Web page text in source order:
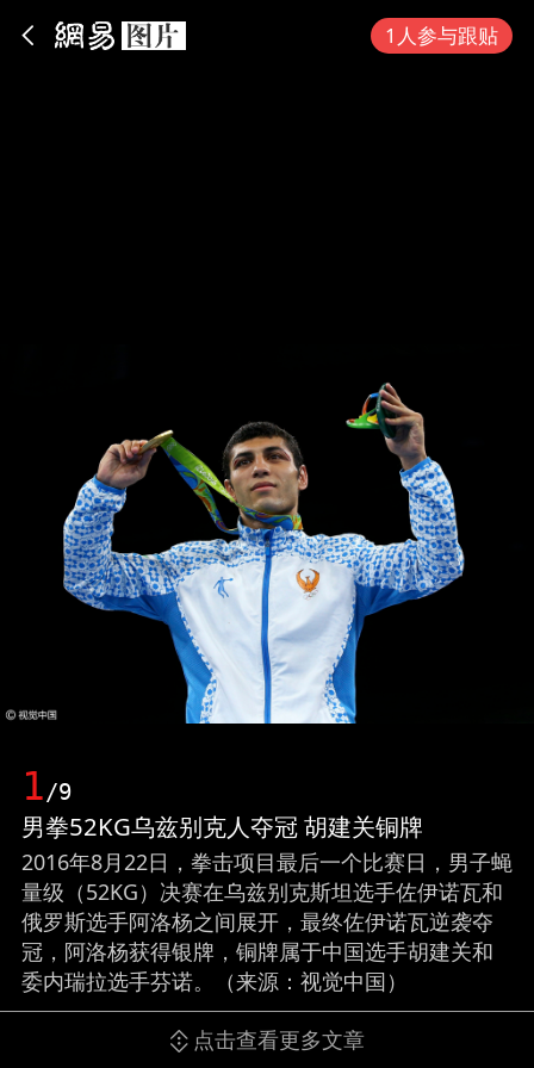
1人参与跟贴
1/9
男拳52KG乌兹别克人夺冠 胡建关铜牌
2016年8月22日，拳击项目最后一个比赛日，男子蝇
量级（52KG）决赛在乌兹别克斯坦选手佐伊诺瓦和
俄罗斯选手阿洛杨之间展开，最终佐伊诺瓦逆袭夺
冠，阿洛杨获得银牌，铜牌属于中国选手胡建关和
委内瑞拉选手芬诺。（来源：视觉中国）
点击查看更多文章